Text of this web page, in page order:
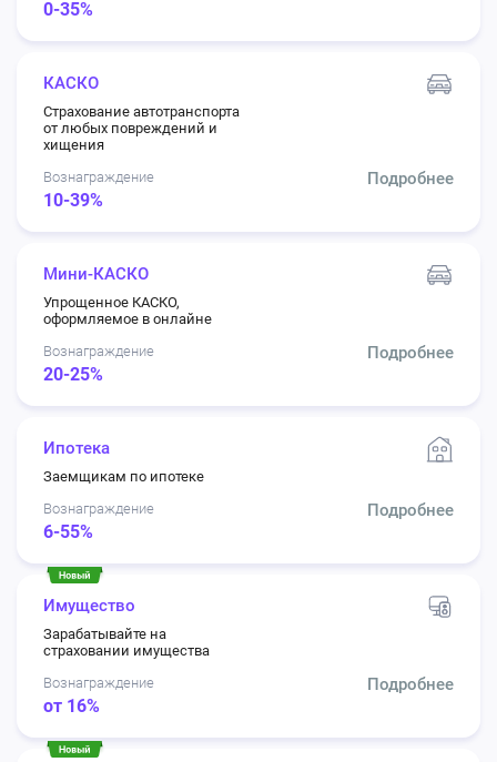
0-35%
КАСКО
Страхование автотранспорта
от любых повреждений и
хищения
Вознаграждение
10-39%
Подробнее
Мини-КАСКО
Упрощенное КАСКО,
оформляемое в онлайне
Вознаграждение
20-25%
Подробнее
Ипотека
Заемщикам по ипотеке
Вознаграждение
6-55%
Подробнее
Имущество
Зарабатывайте на
страховании имущества
Вознаграждение
от 16%
Подробнее